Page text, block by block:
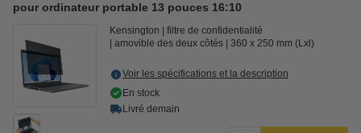
pour ordinateur portable 13 pouces 16:10
Kensington
filtre de confidentialité
amovible des deux côtés
360 x 250 mm (Lxl)
Voir les spécifications et la description
En stock
Livré demain